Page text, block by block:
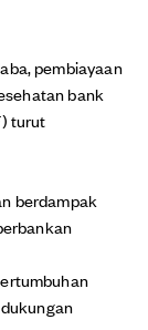
pembiayaan
bank
turut
berdampak